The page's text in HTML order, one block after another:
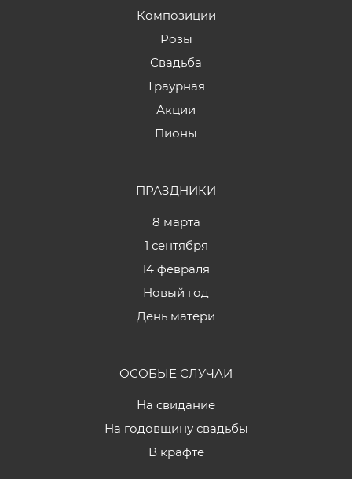
Композиции
Розы
Свадьба
Траурная
Акции
Пионы
ПРАЗДНИКИ
8 марта
1 сентября
14 февраля
Новый год
День матери
ОСОБЫЕ СЛУЧАИ
На свидание
На годовщину свадьбы
В крафте